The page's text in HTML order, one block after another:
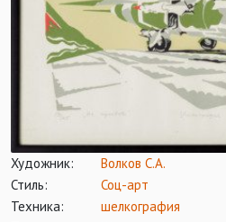
Художник:
Волков С.А.
Стиль:
Соц-арт
Техника:
шелкография